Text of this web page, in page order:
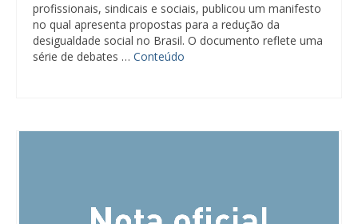
profissionais, sindicais e sociais, publicou um manifesto
no qual apresenta propostas para a redução da
desigualdade social no Brasil. O documento reflete uma
série de debates … Conteúdo